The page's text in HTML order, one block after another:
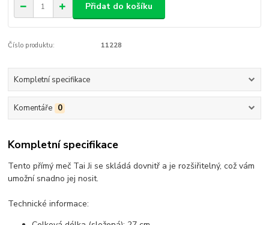
Přidat do košíku
Číslo produktu: 11228
Kompletní specifikace
Komentáře 0
Kompletní specifikace
Tento přímý meč Tai Ji se skládá dovnitř a je rozšiřitelný, což vám
umožní snadno jej nosit.
Technické informace: